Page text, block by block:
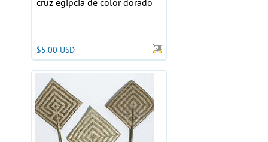
cruz egipcia de color dorado
$5.00 USD